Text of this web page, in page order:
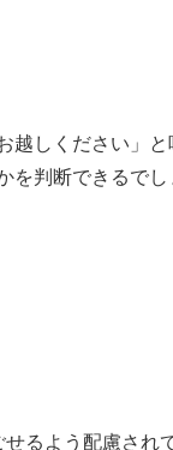
しください」
を判断できるで
るよう配慮され